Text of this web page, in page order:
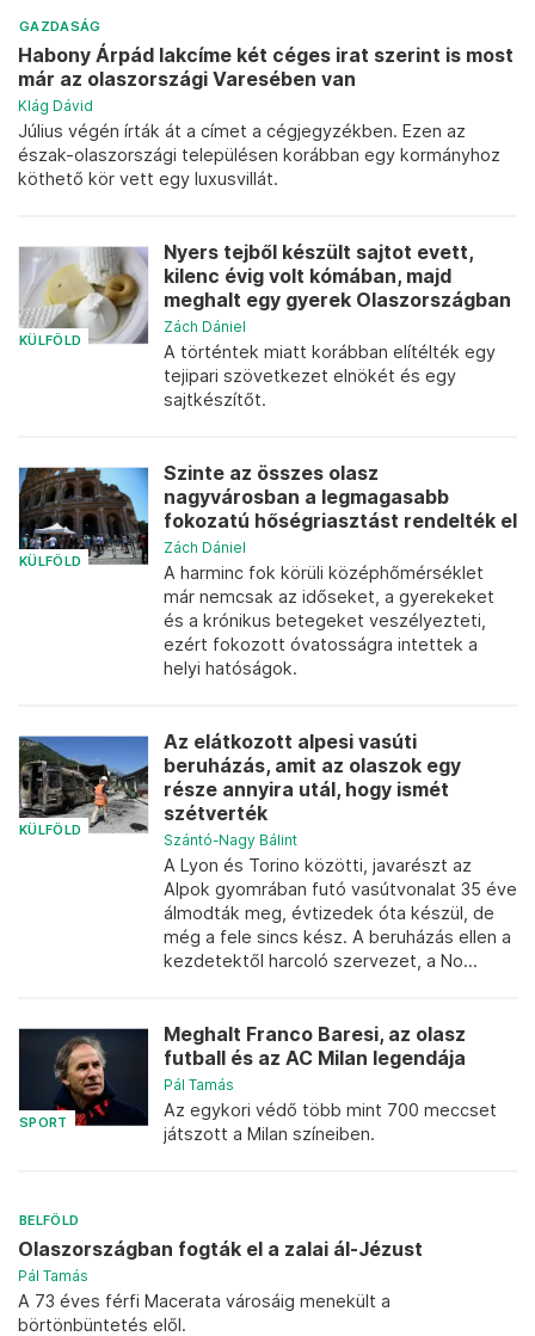
GAZDASÁG
Habony Árpád lakcíme két céges irat szerint is most
már az olaszországi Varesében van
Klág Dávid
Július végén írták át a címet a cégjegyzékben. Ezen az
észak-olaszországi településen korábban egy kormányhoz
köthető kör vett egy luxusvillát.
KÜLFÖLD
Nyers tejből készült sajtot evett,
kilenc évig volt kómában, majd
meghalt egy gyerek Olaszországban
Zách Dániel
A történtek miatt korábban elítélték egy
tejipari szövetkezet elnökét és egy
sajtkészítőt.
KÜLFÖLD
Szinte az összes olasz
nagyvárosban a legmagasabb
fokozatú hőségriasztást rendelték el
Zách Dániel
A harminc fok körüli középhőmérséklet
már nemcsak az időseket, a gyerekeket
és a krónikus betegeket veszélyezteti,
ezért fokozott óvatosságra intettek a
helyi hatóságok.
KÜLFÖLD
Az elátkozott alpesi vasúti
beruházás, amit az olaszok egy
része annyira utál, hogy ismét
szétverték
Szántó-Nagy Bálint
A Lyon és Torino közötti, javarészt az
Alpok gyomrában futó vasútvonalat 35 éve
álmodták meg, évtizedek óta készül, de
még a fele sincs kész. A beruházás ellen a
kezdetektől harcoló szervezet, a No...
SPORT
Meghalt Franco Baresi, az olasz
futball és az AC Milan legendája
Pál Tamás
Az egykori védő több mint 700 meccset
játszott a Milan színeiben.
BELFÖLD
Olaszországban fogták el a zalai ál-Jézust
Pál Tamás
A 73 éves férfi Macerata városáig menekült a
börtönbüntetés elől.